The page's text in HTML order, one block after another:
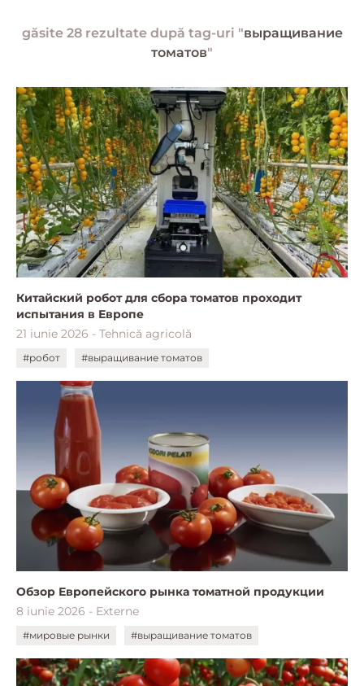
găsite 28 rezultate după tag-uri "выращивание
томатов"
Китайский робот для сбора томатов проходит
испытания в Европе
21 iunie 2026 - Tehnică agricolă
#робот #выращивание томатов
Обзор Европейского рынка томатной продукции
8 iunie 2026 - Externe
#мировые рынки #выращивание томатов